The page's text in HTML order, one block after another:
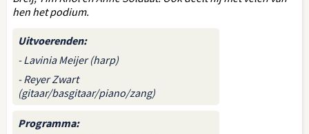
hen het podium.
Uitvoerenden:
- Lavinia Meijer (harp)
- Reyer Zwart
(gitaar/basgitaar/piano/zang)
Programma: